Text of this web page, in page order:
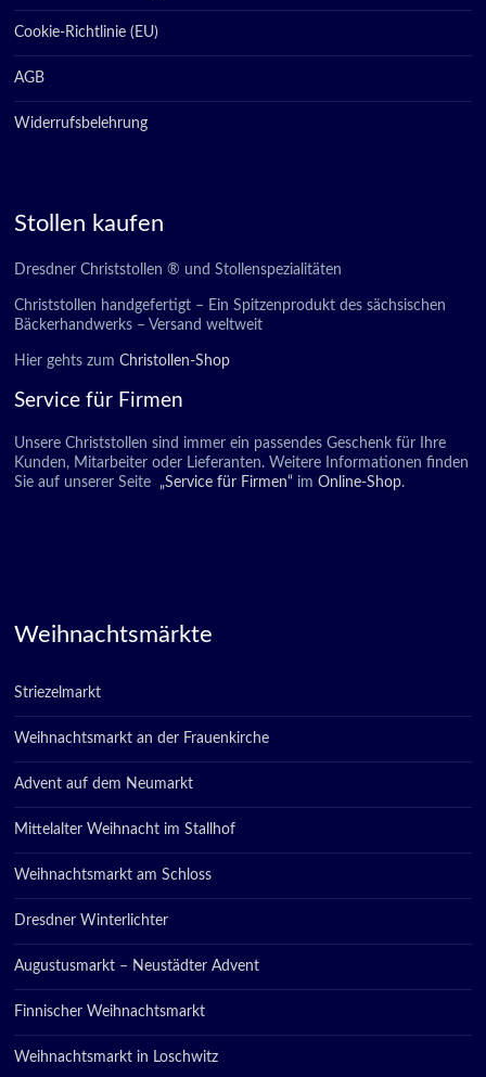
Cookie-Richtlinie (EU)
AGB
Widerrufsbelehrung
Stollen kaufen
Dresdner Christstollen ® und Stollenspezialitäten
Christstollen handgefertigt – Ein Spitzenprodukt des sächsischen
Bäckerhandwerks – Versand weltweit
Hier gehts zumChristollen-Shop
Service für Firmen
Unsere Christstollen sind immer ein passendes Geschenk für Ihre
Kunden, Mitarbeiter oder Lieferanten. Weitere Informationen finden
Sie auf unserer Seite
„Service für Firmen“ im Online-Shop.
Weihnachtsmärkte
Striezelmarkt
Weihnachtsmarkt an der Frauenkirche
Advent auf dem Neumarkt
Mittelalter Weihnacht im Stallhof
Weihnachtsmarkt am Schloss
Dresdner Winterlichter
Augustusmarkt – Neustädter Advent
Finnischer Weihnachtsmarkt
Weihnachtsmarkt in Loschwitz